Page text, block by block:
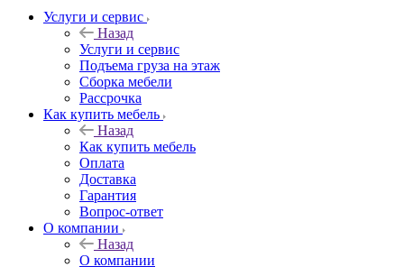
Услуги и сервис
Назад
Услуги и сервис
Подъема груза на этаж
Сборка мебели
Рассрочка
Как купить мебель
Назад
Как купить мебель
Оплата
Доставка
Гарантия
Вопрос-ответ
О компании
Назад
О компании